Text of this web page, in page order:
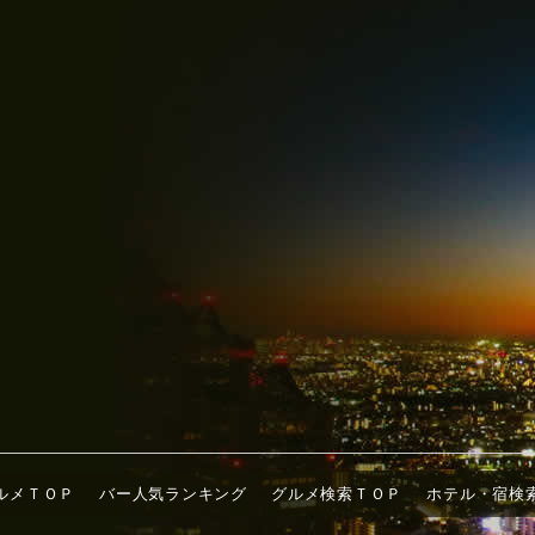
メＴＯＰ バー人気ランキング グルメ検索ＴＯＰ ホテル・宿検